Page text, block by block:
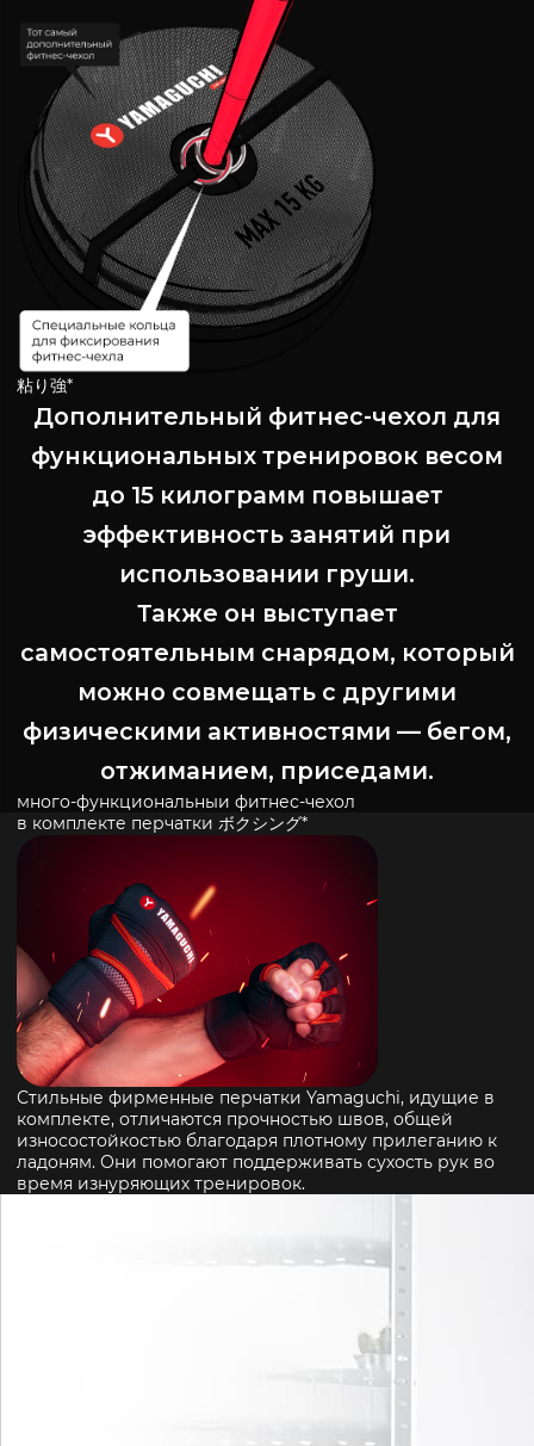
粘り強*
Дополнительный фитнес-чехол для
функциональных тренировок весом
до 15 килограмм повышает
эффективность занятий при
использовании груши.
Также он выступает
самостоятельным снарядом, который
можно совмещать с другими
физическими активностями — бегом,
отжиманием, приседами.
много-функциональныи фитнес-чехол
в комплекте перчаткиボクシング*
Стильные фирменные перчатки Yamaguchi, идущие в
комплекте, отличаются прочностью швов, общей
износостойкостью благодаря плотному прилеганию к
ладоням. Они помогают поддерживать сухость рук во
время изнуряющих тренировок.